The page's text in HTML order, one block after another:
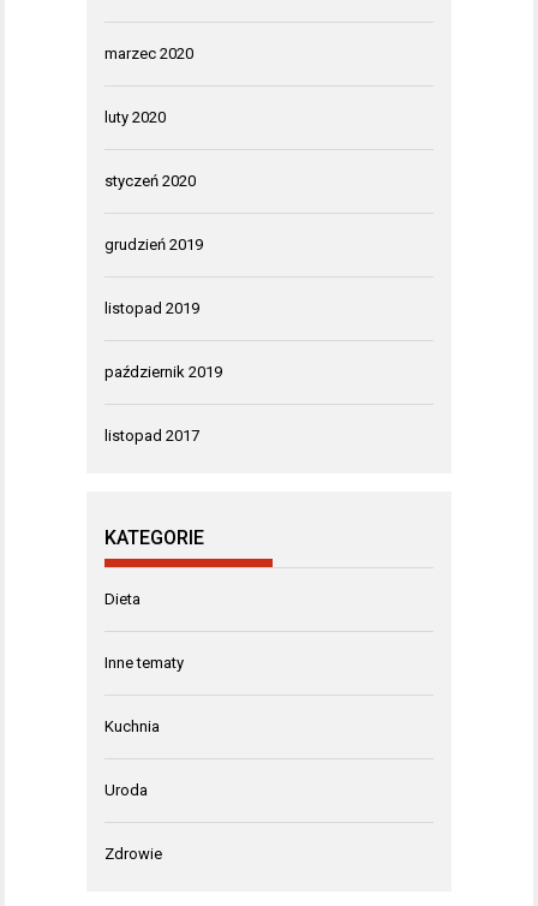
marzec 2020
luty 2020
styczeń 2020
grudzień 2019
listopad 2019
październik 2019
listopad 2017
KATEGORIE
Dieta
Inne tematy
Kuchnia
Uroda
Zdrowie